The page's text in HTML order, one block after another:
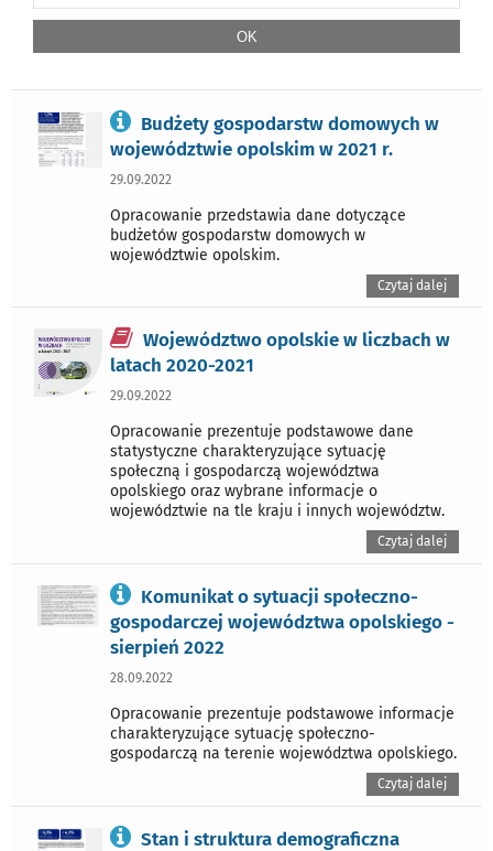
Budżety gospodarstw domowych w
województwie opolskim w 2021 r.
29.09.2022
Opracowanie przedstawia dane dotyczące
budżetów gospodarstw domowych w
województwie opolskim.
Czytaj dalej
Województwo opolskie w liczbach w
latach 2020-2021
29.09.2022
Opracowanie prezentuje podstawowe dane
statystyczne charakteryzujące sytuację
społeczną i gospodarczą województwa
opolskiego oraz wybrane informacje o
województwie na tle kraju i innych województw.
Czytaj dalej
Komunikat o sytuacji społeczno-
gospodarczej województwa opolskiego -
sierpień 2022
28.09.2022
Opracowanie prezentuje podstawowe informacje
charakteryzujące sytuację społeczno-
gospodarczą na terenie województwa opolskiego.
Czytaj dalej
Stan i struktura demograficzna